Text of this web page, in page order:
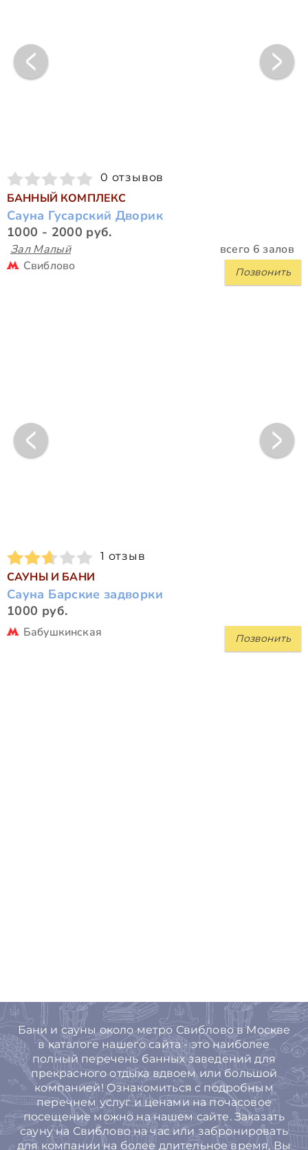
0 отзывов
БАННЫЙ КОМПЛЕКС
Сауна Гусарский Дворик
1000 - 2000 руб.
Зал Малый всего 6 залов
Позвонить
Свиблово
1 отзыв
САУНЫ И БАНИ
Сауна Барские задворки
1000 руб.
Позвонить
Бабушкинская
Бани и сауны около метро Свиблово в Москве
в каталоге нашего сайта - это наиболее
полный перечень банных заведений для
прекрасного отдыха вдвоем или большой
компанией! Ознакомиться с подробным
перечнем услуг и ценами на почасовое
посещение можно на нашем сайте. Заказать
сауну на Свиблово на час или забронировать
для компании на более длительное время, Вы